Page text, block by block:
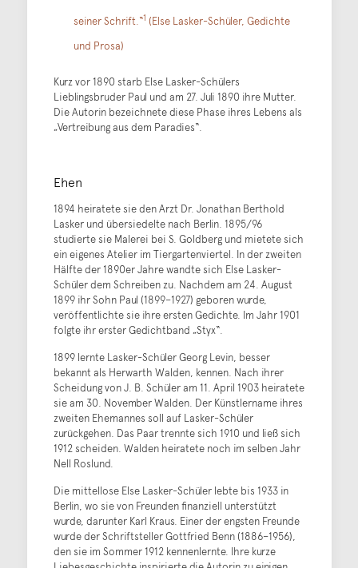
seiner Schrift.“1 (Else Lasker-Schüler, Gedichte
und Prosa)
Kurz vor 1890 starb Else Lasker-Schülers
Lieblingsbruder Paul und am 27. Juli 1890 ihre Mutter.
Die Autorin bezeichnete diese Phase ihres Lebens als
„Vertreibung aus dem Paradies“.
Ehen
1894 heiratete sie den Arzt Dr. Jonathan Berthold
Lasker und übersiedelte nach Berlin. 1895/96
studierte sie Malerei bei S. Goldberg und mietete sich
ein eigenes Atelier im Tiergartenviertel. In der zweiten
Hälfte der 1890er Jahre wandte sich Else Lasker-
Schüler dem Schreiben zu. Nachdem am 24. August
1899 ihr Sohn Paul (1899–1927) geboren wurde,
veröffentlichte sie ihre ersten Gedichte. Im Jahr 1901
folgte ihr erster Gedichtband „Styx“.
1899 lernte Lasker-Schüler Georg Levin, besser
bekannt als Herwarth Walden, kennen. Nach ihrer
Scheidung von J. B. Schüler am 11. April 1903 heiratete
sie am 30. November Walden. Der Künstlername ihres
zweiten Ehemannes soll auf Lasker-Schüler
zurückgehen. Das Paar trennte sich 1910 und ließ sich
1912 scheiden. Walden heiratete noch im selben Jahr
Nell Roslund.
Die mittellose Else Lasker-Schüler lebte bis 1933 in
Berlin, wo sie von Freunden finanziell unterstützt
wurde, darunter Karl Kraus. Einer der engsten Freunde
wurde der Schriftsteller Gottfried Benn (1886–1956),
den sie im Sommer 1912 kennenlernte. Ihre kurze